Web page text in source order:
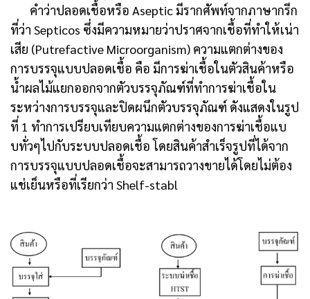
คำว่าปลอดเชื้อหรือ Aseptic มีรากศัพท์จากภาษากรีก
ที่ว่า Septicos ซึ่งมีความหมายว่าปราศจากเชื้อที่ทำให้เน่า
เสีย (Putrefactive Microorganism) ความแตกต่างของ
การบรรจุแบบปลอดเชื้อ คือ มีการฆ่าเชื้อในตัวสินค้าหรือ
น้ำผลไม้แยกออกจากตัวบรรจุภัณฑ์ที่ทำการฆ่าเชื้อใน
ระหว่างการบรรจุและปิดผนึกตัวบรรจุภัณฑ์ ดังแสดงในรูป
ที่ 1 ทำการเปรียบเทียบความแตกต่างของการฆ่าเชื้อแบ
บทั่วๆไปกับระบบปลอดเชื้อ โดยสินค้าสำเร็จรูปที่ได้จาก
การบรรจุแบบปลอดเชื้อจะสามารถวางขายได้โดยไม่ต้อง
แช่เย็นหรือที่เรียกว่า Shelf-stabl